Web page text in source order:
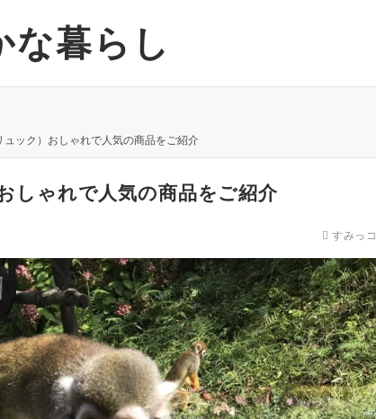
な暮らし
ュック）おしゃれで人気の商品をご紹介
しゃれで人気の商品をご紹介
すみっコ